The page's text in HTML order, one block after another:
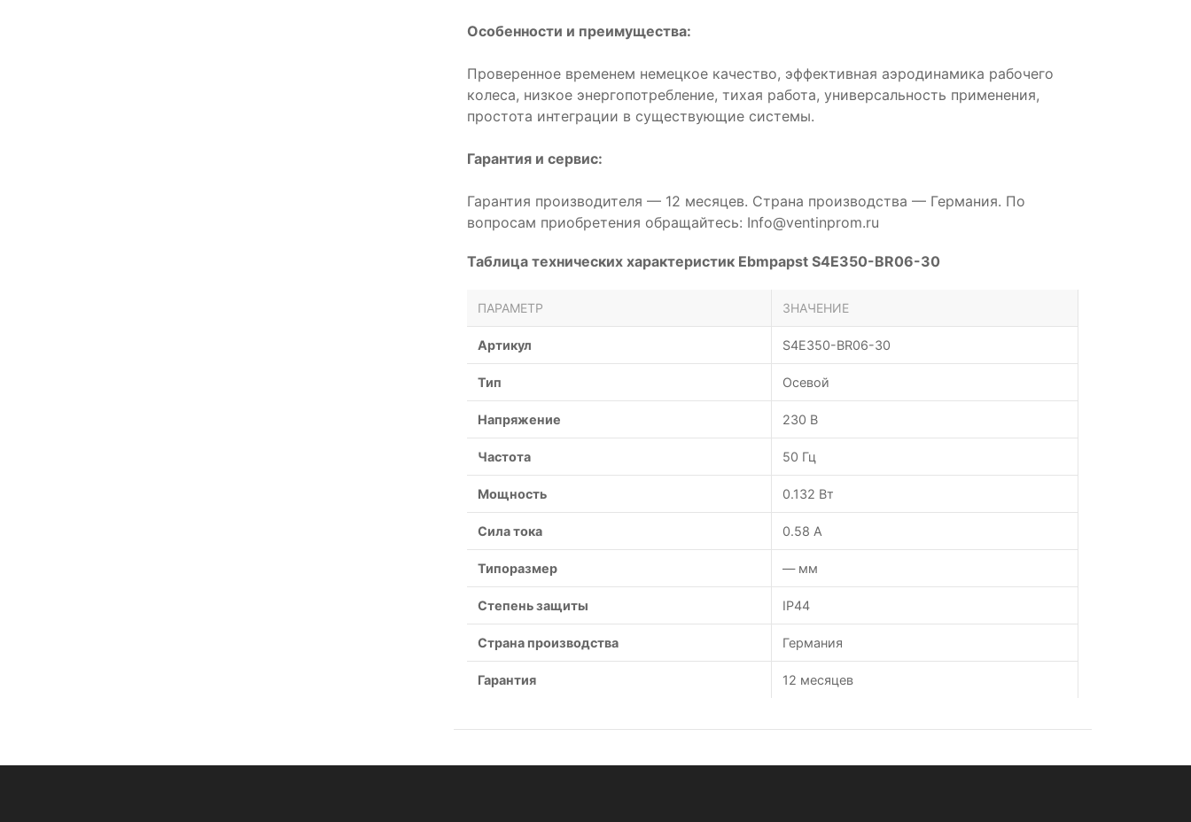
Особенности и преимущества:
Проверенное временем немецкое качество, эффективная аэродинамика рабочего
колеса, низкое энергопотребление, тихая работа, универсальность применения,
простота интеграции в существующие системы.
Гарантия и сервис:
Гарантия производителя — 12 месяцев. Страна производства — Германия. По
вопросам приобретения обращайтесь: Info@ventinprom.ru
Таблица технических характеристик Ebmpapst S4E350-BR06-30
ПАРАМЕТР ЗНАЧЕНИЕ
Артикул S4E350-BR06-30
Тип Осевой
Напряжение 230 В
Частота 50 Гц
Мощность 0.132 Вт
Сила тока 0.58 А
Типоразмер — мм
Степень защиты IP44
Страна производства Германия
Гарантия 12 месяцев